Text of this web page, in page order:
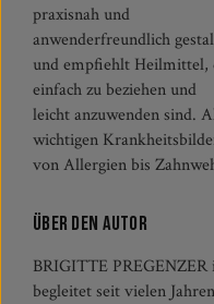
praxisnah und
anwenderfreundlich
und empfiehlt Heilmittel,
einfach zu beziehen und
leicht anzuwenden sind.
wichtigen
von Allergien bis
erweitertes Kapitel zur
gesunden Ernährung.
Stichwortverzeichnis
erleichtert die Suche
Über den Autor
BRIGITTE
begleitet seit vielen